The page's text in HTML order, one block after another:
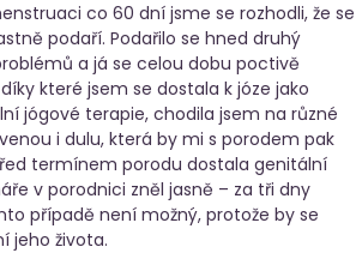
co 60 dní jsme se rozhodli, že se
podaří. Podařilo se hned druhý
a já se celou dobu poctivě
které jsem se dostala k józe jako
jógové terapie, chodila jsem na různé
i dulu, která by mi s porodem pak
termínem porodu dostala genitální
v porodnici zněl jasně – za tři dny
případě není možný, protože by se
jeho života.